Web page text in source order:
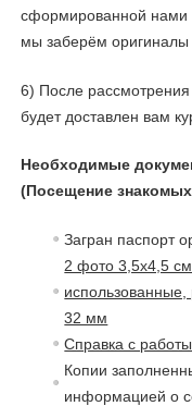
сформированной нами
мы заберём оригиналы
6) После рассмотрения
будет доставлен вам
Необходимые
(Посещение
Загран паспорт
2 фото 3,5х4,5
32 мм
Справка с работы
Копии
информацией о